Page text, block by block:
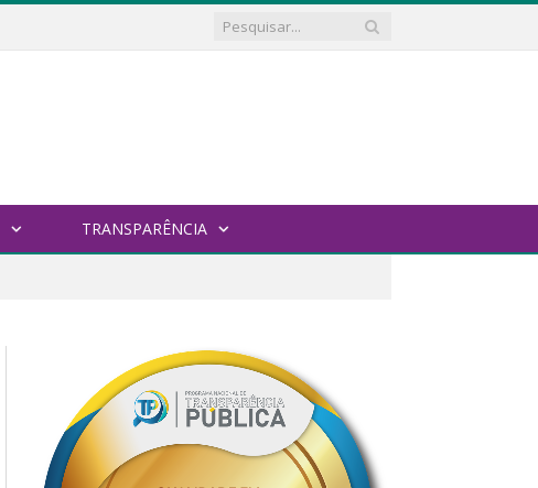
TRANSPARÊNCIA